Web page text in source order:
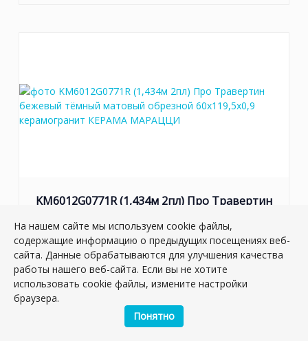
KM6012G0771R (1,434м 2пл) Про Травертин
60x119,5x0,9 керамогранит
Артикул:KM6012G0771R
Размер: 119*60 см
Вес: 29.78 кг
Плиток в упаковке: 2шт
На нашем сайте мы используем cookie файлы,
содержащие информацию о предыдущих посещениях веб-
сайта. Данные обрабатываются для улучшения качества
работы нашего веб-сайта. Если вы не хотите
использовать cookie файлы, измените настройки
браузера.
Понятно